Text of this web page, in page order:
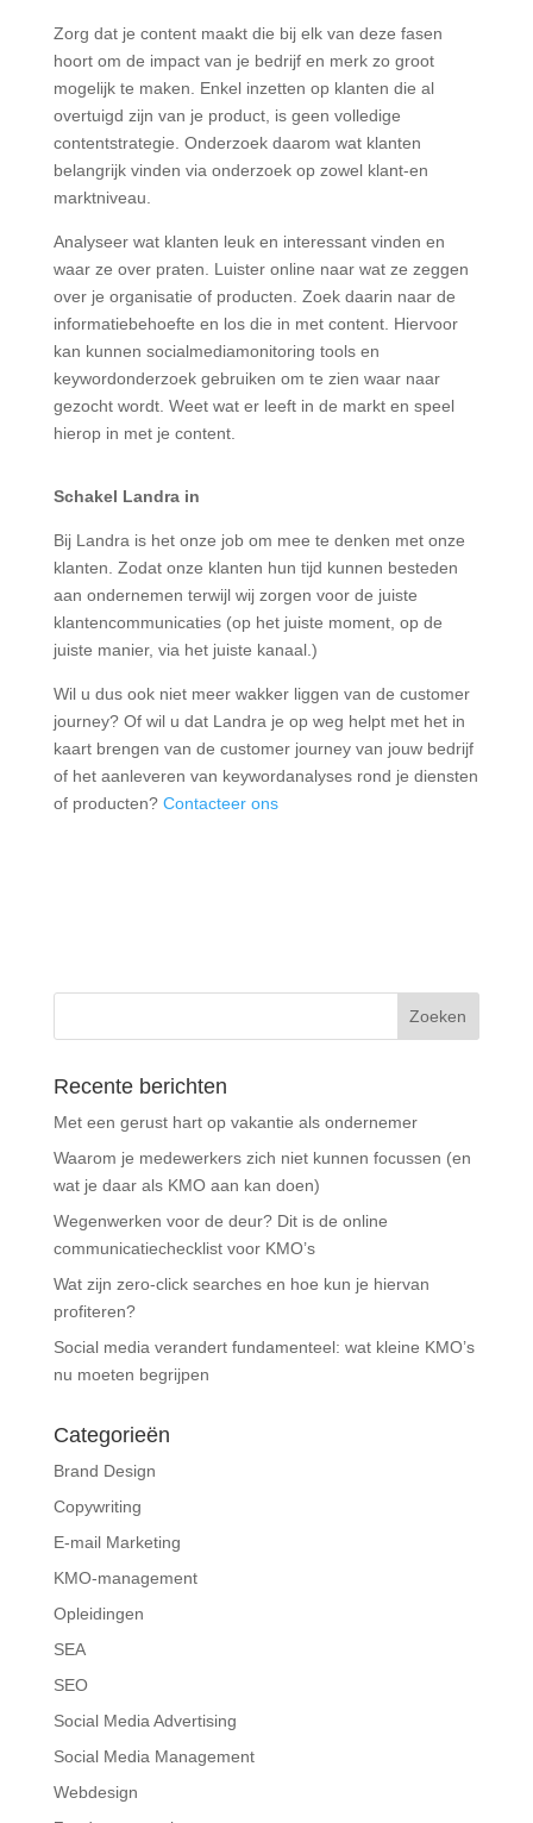
Zorg dat je content maakt die bij elk van deze fasen
hoort om de impact van je bedrijf en merk zo groot
mogelijk te maken. Enkel inzetten op klanten die al
overtuigd zijn van je product, is geen volledige
contentstrategie. Onderzoek daarom wat klanten
belangrijk vinden via onderzoek op zowel klant-en
marktniveau.
Analyseer wat klanten leuk en interessant vinden en
waar ze over praten. Luister online naar wat ze zeggen
over je organisatie of producten. Zoek daarin naar de
informatiebehoefte en los die in met content. Hiervoor
kan kunnen socialmediamonitoring tools en
keywordonderzoek gebruiken om te zien waar naar
gezocht wordt. Weet wat er leeft in de markt en speel
hierop in met je content.
Schakel Landra in
Bij Landra is het onze job om mee te denken met onze
klanten. Zodat onze klanten hun tijd kunnen besteden
aan ondernemen terwijl wij zorgen voor de juiste
klantencommunicaties (op het juiste moment, op de
juiste manier, via het juiste kanaal.)
Wil u dus ook niet meer wakker liggen van de customer
journey? Of wil u dat Landra je op weg helpt met het in
kaart brengen van de customer journey van jouw bedrijf
of het aanleveren van keywordanalyses rond je diensten
of producten? Contacteer ons
Recente berichten
Met een gerust hart op vakantie als ondernemer
Waarom je medewerkers zich niet kunnen focussen (en
wat je daar als KMO aan kan doen)
Wegenwerken voor de deur? Dit is de online
communicatiechecklist voor KMO’s
Wat zijn zero-click searches en hoe kun je hiervan
profiteren?
Social media verandert fundamenteel: wat kleine KMO’s
nu moeten begrijpen
Categorieën
Brand Design
Copywriting
E-mail Marketing
KMO-management
Opleidingen
SEA
SEO
Social Media Advertising
Social Media Management
Webdesign